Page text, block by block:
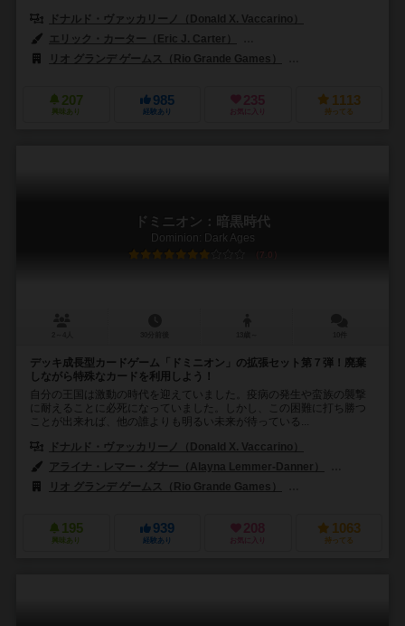
ドナルド・ヴァッカリーノ（Donald X. Vaccarino）
エリック・カーター（Eric J. Carter）
リオ グランデ ゲームス（Rio Grande Games）
207
興味あり
985
経験あり
235
お気に入り
1113
持ってる
ドミニオン：暗黒時代
Dominion: Dark Ages
7.0
デッキ成長型カードゲーム「ドミニオン」の拡張セット第７弾！廃棄
しながら特殊なカードを利用しよう！
自分の王国は激動の時代を迎えていました。疫病の発生や蛮族の襲撃
に耐えることに必死になっていました。しかし、この困難に打ち勝つ
ことが出来れば、他の誰よりも明るい未来が待っている...
ドナルド・ヴァッカリーノ（Donald X. Vaccarino）
アライナ・レマー・ダナー（Alayna Lemmer-Danner）
リオ グランデ ゲームス（Rio Grande Games）
195
興味あり
939
経験あり
208
お気に入り
1063
持ってる